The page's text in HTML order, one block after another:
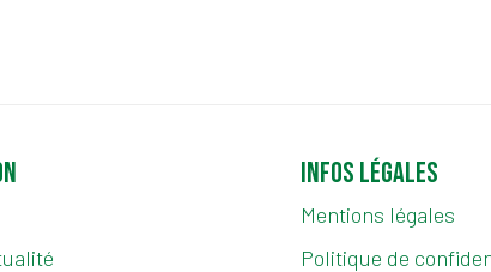
Infos légales
Mentions légales
Politique de